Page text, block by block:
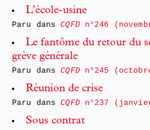
L’école-usine
Paru dansCQFDn°246
Le fantôme du retour du
grève générale
Paru dansCQFDn°245
Réunion de crise
Paru dansCQFDn°237
Sous contrat